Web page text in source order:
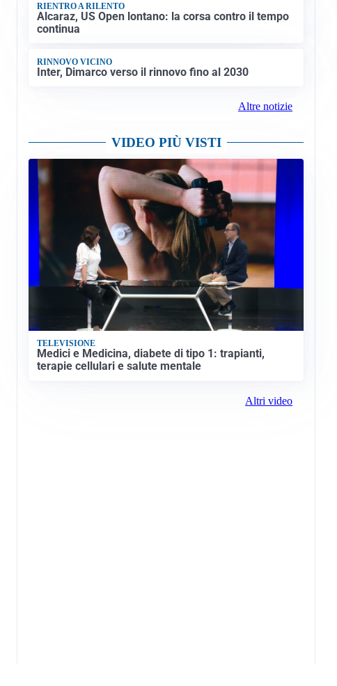
RIENTRO A RILENTO
Alcaraz, US Open lontano: la corsa contro il tempo
continua
RINNOVO VICINO
Inter, Dimarco verso il rinnovo fino al 2030
Altre notizie
VIDEO PIÙ VISTI
TELEVISIONE
Medici e Medicina, diabete di tipo 1: trapianti,
terapie cellulari e salute mentale
Altri video